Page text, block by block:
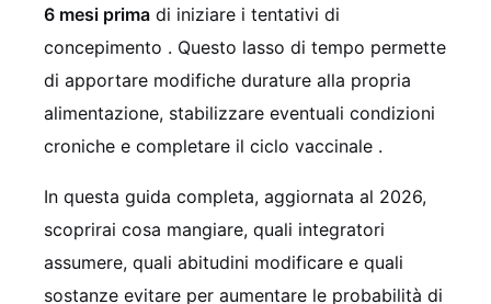
6 mesi prima di iniziare i tentativi di
concepimento . Questo lasso di tempo permette
di apportare modifiche durature alla propria
alimentazione, stabilizzare eventuali condizioni
croniche e completare il ciclo vaccinale .
In questa guida completa, aggiornata al 2026,
scoprirai cosa mangiare, quali integratori
assumere, quali abitudini modificare e quali
sostanze evitare per aumentare le probabilità di